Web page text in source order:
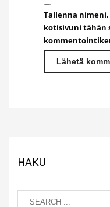
Tallenna
kotisivuni tähän
HAKU